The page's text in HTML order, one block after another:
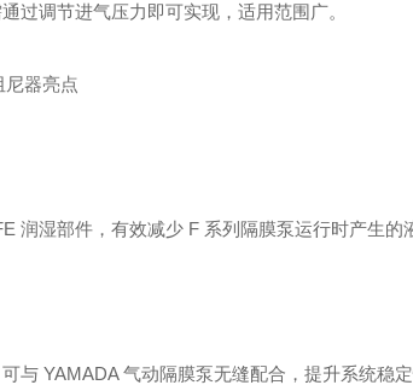
过调节进气压力即可实现，适用范围广。
尼器亮点
润湿部件，有效减少 F 系列隔膜泵运行时产生的
与 YAMADA 气动隔膜泵无缝配合，提升系统稳定